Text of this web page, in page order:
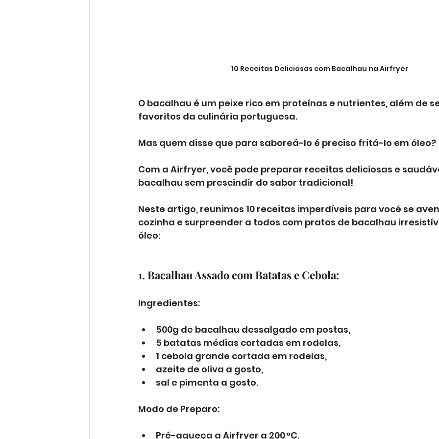
10 Receitas Deliciosas com Bacalhau na Airfryer
O bacalhau é um peixe rico em proteínas e nutrientes, além de
favoritos da culinária portuguesa.
Mas quem disse que para saboreá-lo é preciso fritá-lo em óleo?
Com a Airfryer, você pode preparar receitas deliciosas e
bacalhau sem prescindir do sabor tradicional!
Neste artigo, reunimos 10 receitas imperdíveis para você se
cozinha e surpreender a todos com pratos de bacalhau
óleo:
1. Bacalhau Assado com Batatas e Cebola:
Ingredientes:
500g de bacalhau dessalgado em postas,
5 batatas médias cortadas em rodelas,
1 cebola grande cortada em rodelas,
azeite de oliva a gosto,
sal e pimenta a gosto.
Modo de Preparo:
Pré-aqueça a Airfryer a 200 °C.